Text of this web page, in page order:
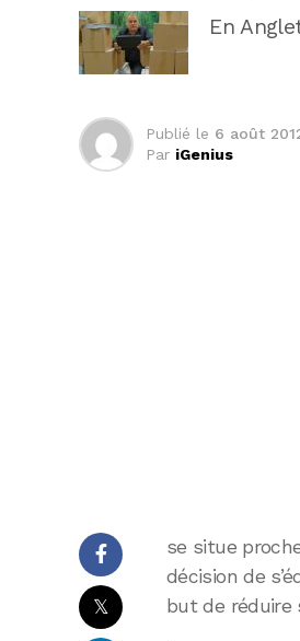
En
Publié le 6 août
Par iGenius
𝕏
se situe
décision de
but de réduire